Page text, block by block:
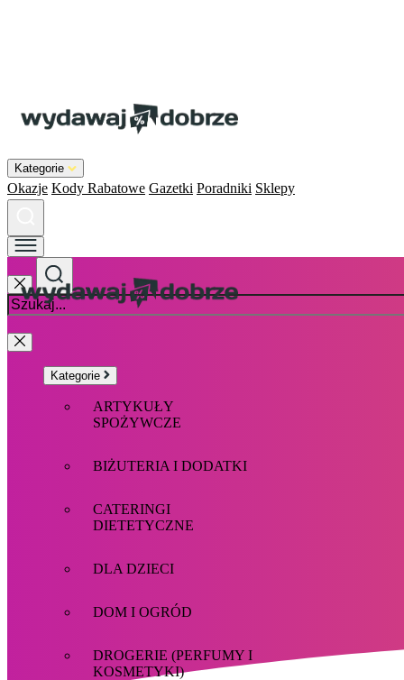
Kategorie
Okazje Kody Rabatowe Gazetki Poradniki Sklepy
Kategorie
ARTYKUŁY
SPOŻYWCZE
BIŻUTERIA I DODATKI
CATERINGI
DIETETYCZNE
DLA DZIECI
DOM I OGRÓD
DROGERIE (PERFUMY I
KOSMETYKI)